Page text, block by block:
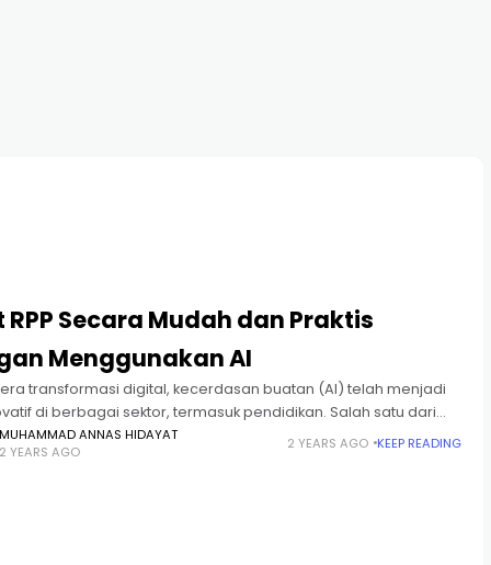
RPP Secara Mudah dan Praktis
Menggunakan AI
transformasi digital, kecerdasan buatan (AI) telah menjadi
di berbagai sektor, termasuk pendidikan. Salah satu dari
AI yang memberikan dampak positif di sektor pendidikan
MUHAMMAD ANNAS HIDAYAT
2 YEARS AGO
2 YEARS AGO KEEP READING